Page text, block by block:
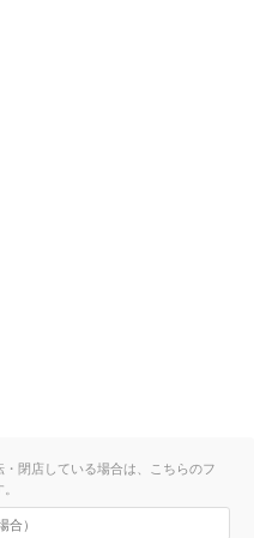
閉店している場合は、こちらのフ